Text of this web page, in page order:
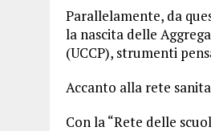
Parallelamente, da
la nascita delle
(UCCP), strumenti
Accanto alla rete
Con la “Rete delle